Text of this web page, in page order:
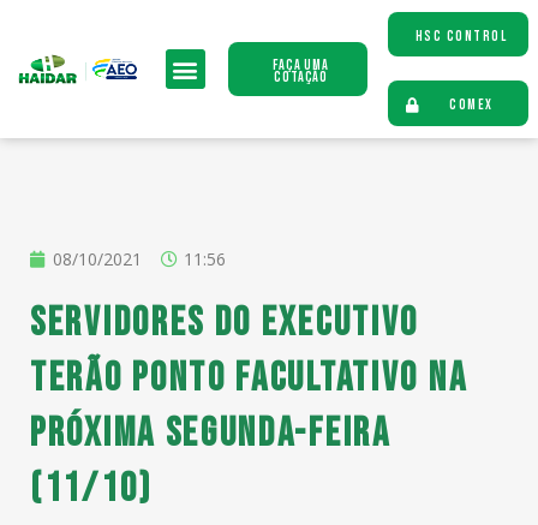
Faça uma
Cotação
HSC CONTROL
COMEX
08/10/2021 11:56
Servidores do Executivo
terão ponto facultativo na
próxima segunda-feira
(11/10)